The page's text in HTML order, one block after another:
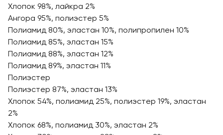
Хлопок 98%, лайкра 2%
Ангора 95%, полиэстер 5%
Полиамид 80%, эластан 10%, полипропилен 10%
Полиамид 85%, эластан 15%
Полиамид 88%, эластан 12%
Полиамид 89%, эластан 11%
Полиэстер
Полиэстер 87%, эластан 13%
Хлопок 54%, полиамид 25%, полиэстер 19%, эластан
2%
Хлопок 68%, полиамид 30%, эластан 2%